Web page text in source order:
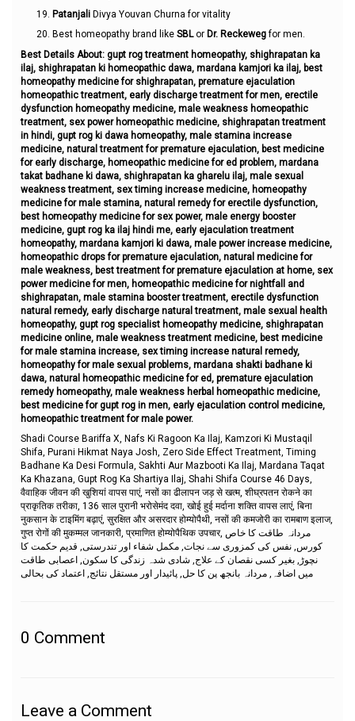
Patanjali Divya Youvan Churna for vitality
Best homeopathy brand like SBLor Dr. Reckewegfor men.
Best Details About: gupt rog treatment homeopathy, shighrapatan ka
ilaj, shighrapatan ki homeopathic dawa, mardana kamjori ka ilaj, best
homeopathy medicine for shighrapatan, premature ejaculation
homeopathic treatment, early discharge treatment for men, erectile
dysfunction homeopathy medicine, male weakness homeopathic
treatment, sex power homeopathic medicine, shighrapatan treatment
in hindi, gupt rog ki dawa homeopathy, male stamina increase
medicine, natural treatment for premature ejaculation, best medicine
for early discharge, homeopathic medicine for ed problem, mardana
takat badhane ki dawa, shighrapatan ka gharelu ilaj, male sexual
weakness treatment, sex timing increase medicine, homeopathy
medicine for male stamina, natural remedy for erectile dysfunction,
best homeopathy medicine for sex power, male energy booster
medicine, gupt rog ka ilaj hindi me, early ejaculation treatment
homeopathy, mardana kamjori ki dawa, male power increase medicine,
homeopathic drops for premature ejaculation, natural medicine for
male weakness, best treatment for premature ejaculation at home, sex
power medicine for men, homeopathic medicine for nightfall and
shighrapatan, male stamina booster treatment, erectile dysfunction
natural remedy, early discharge natural treatment, male sexual health
homeopathy, gupt rog specialist homeopathy medicine, shighrapatan
medicine online, male weakness treatment medicine, best medicine
for male stamina increase, sex timing increase natural remedy,
homeopathy for male sexual problems, mardana shakti badhane ki
dawa, natural homeopathic medicine for ed, premature ejaculation
remedy homeopathy, male weakness herbal homeopathic medicine,
best medicine for gupt rog in men, early ejaculation control medicine,
homeopathic treatment for male power.
Shadi Course Bariffa X, Nafs Ki Ragoon Ka Ilaj, Kamzori Ki Mustaqil
Shifa, Purani Hikmat Naya Josh, Zero Side Effect Treatment, Timing
Badhane Ka Desi Formula, Sakhti Aur Mazbooti Ka Ilaj, Mardana Taqat
Ka Khazana, Gupt Rog Ka Shartiya Ilaj, Shahi Shifa Course 46 Days,
वैवाहिक जीवन की खुशियां वापस पाएं, नसों का ढीलापन जड़ से खत्म, शीघ्रपतन रोकने का
प्राकृतिक तरीका, 136 साल पुरानी भरोसेमंद दवा, खोई हुई मर्दाना शक्ति वापस लाएं, बिना
नुकसान के टाइमिंग बढ़ाएं, सुरक्षित और असरदार होम्योपैथी, नसों की कमजोरी का रामबाण इलाज,
गुप्त रोगों की मुकम्मल जानकारी, प्रमाणित होम्योपैथिक उपचार, مردانہ طاقت کا خاص
کورس, نفس کی کمزوری سے نجات, مکمل شفاء اور تندرستی, قدیم حکمت کا
نچوڑ, بغیر کسی نقصان کے علاج, شادی شدہ زندگی کا سکون, اعصابی طاقت
میں اضافہ, مردانہ بانجھ پن کا حل, پائیدار اور مستقل نتائج, اعتماد کی بحالی
0 Comment
Leave a Comment